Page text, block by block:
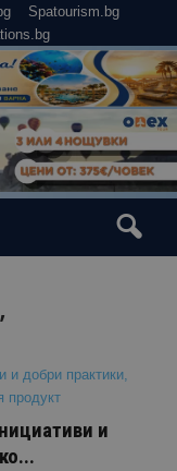
Spatourism.bg
и